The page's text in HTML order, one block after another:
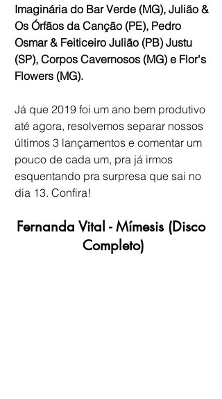
Imaginária do Bar Verde (MG), Julião &
Os Órfãos da Canção (PE), Pedro
Osmar & Feiticeiro Julião (PB) Justu
(SP), Corpos Cavernosos (MG) e Flor's
Flowers (MG).
Já que 2019 foi um ano bem produtivo
até agora, resolvemos separar nossos
últimos 3 lançamentos e comentar um
pouco de cada um, pra já irmos
esquentando pra surpresa que sai no
dia 13. Confira!
Fernanda Vital - Mímesis (Disco
Completo)